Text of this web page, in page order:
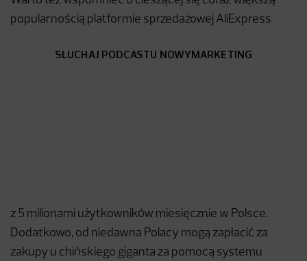
popularnością platformie sprzedażowej AliExpress
SŁUCHAJ PODCASTU NOWYMARKETING
z 5 milionami użytkowników miesięcznie w Polsce.
Dodatkowo, od niedawna Polacy mogą zapłacić za
zakupy u chińskiego giganta za pomocą systemu